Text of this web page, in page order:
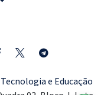
e Educação